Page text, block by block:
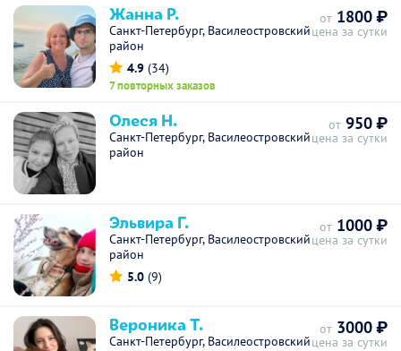
Жанна Р.
Санкт-Петербург, Василеостровский
район
4.9 (34)
7 повторных заказов
от 1800 ₽
цена за сутки
Олеся Н.
Санкт-Петербург, Василеостровский
район
от 950 ₽
цена за сутки
Эльвира Г.
Санкт-Петербург, Василеостровский
район
5.0 (9)
от 1000 ₽
цена за сутки
Вероника Т.
Санкт-Петербург, Василеостровский
от 3000 ₽
цена за сутки